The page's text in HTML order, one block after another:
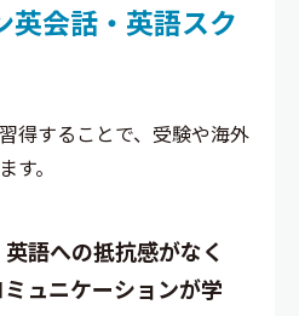
会話・英語スク
得することで、受験や海外
す。
英語への抵抗感がなく
ュニケーションが学